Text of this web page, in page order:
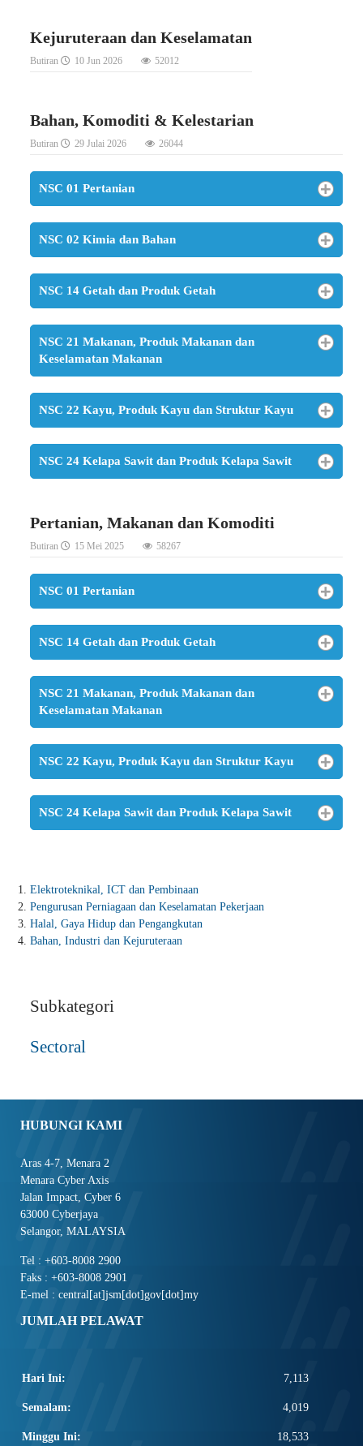
Kejuruteraan dan Keselamatan
Butiran 10 Jun 2026 52012
Bahan, Komoditi & Kelestarian
Butiran 29 Julai 2026 26044
NSC 01 Pertanian
NSC 02 Kimia dan Bahan
NSC 14 Getah dan Produk Getah
NSC 21 Makanan, Produk Makanan dan
Keselamatan Makanan
NSC 22 Kayu, Produk Kayu dan Struktur Kayu
NSC 24 Kelapa Sawit dan Produk Kelapa Sawit
Pertanian, Makanan dan Komoditi
Butiran 15 Mei 2025 58267
NSC 01 Pertanian
NSC 14 Getah dan Produk Getah
NSC 21 Makanan, Produk Makanan dan
Keselamatan Makanan
NSC 22 Kayu, Produk Kayu dan Struktur Kayu
NSC 24 Kelapa Sawit dan Produk Kelapa Sawit
Elektroteknikal, ICT dan Pembinaan
Pengurusan Perniagaan dan Keselamatan Pekerjaan
Halal, Gaya Hidup dan Pengangkutan
Bahan, Industri dan Kejuruteraan
Subkategori
Sectoral
HUBUNGI KAMI
Aras 4-7, Menara 2
Menara Cyber Axis
Jalan Impact, Cyber 6
63000 Cyberjaya
Selangor, MALAYSIA
Tel : +603-8008 2900
Faks : +603-8008 2901
E-mel : central[at]jsm[dot]gov[dot]my
JUMLAH PELAWAT
Hari Ini: 7,113
Semalam: 4,019
Minggu Ini: 18,533